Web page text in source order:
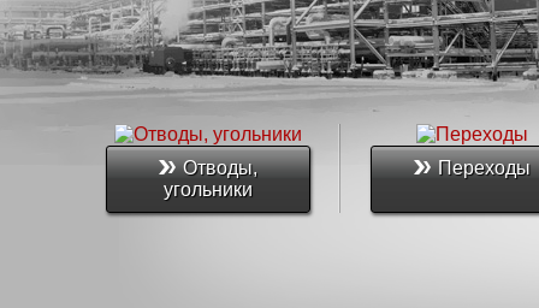
Отводы,
угольники
Переходы